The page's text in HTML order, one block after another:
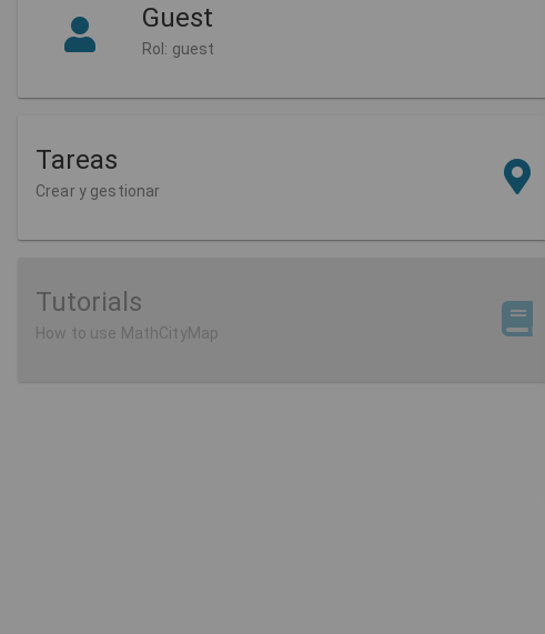
Guest
Rol: guest
Tareas
Crear y gestionar
Tutorials
How to use MathCityMap